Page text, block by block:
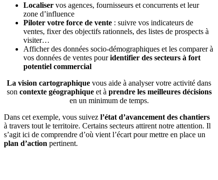
Localiser vos agences, fournisseurs et concurrents et leur
zone d’influence
Piloter votre force de vente : suivre vos indicateurs de
ventes, fixer des objectifs rationnels, des listes de prospects à
visiter…
Afficher des données socio-démographiques et les comparer à
vos données de ventes pouridentifier des secteurs à fort
potentiel commercial
La vision cartographique vous aide à analyser votre activité dans
son contexte géographique et à prendre les meilleures décisions
en un minimum de temps.
Dans cet exemple, vous suivez l’état d’avancement des chantiers
à travers tout le territoire. Certains secteurs attirent notre attention. Il
s’agit ici de comprendre d’où vient l’écart pour mettre en place un
plan d’action pertinent.